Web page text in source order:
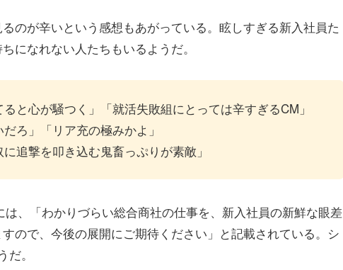
のが辛いという感想もあがっている。眩しすぎる新入社員た
になれない人たちもいるようだ。
ると心が騒つく」「就活失敗組にとっては辛すぎるCM」
ろ」「リア充の極みかよ」
に追撃を叩き込む鬼畜っぷりが素敵」
は、「わかりづらい総合商社の仕事を、新入社員の新鮮な眼差
ので、今後の展開にご期待ください」と記載されている。シ
。